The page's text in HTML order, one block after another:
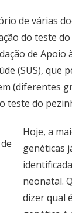
de várias
do teste do
de Apoio
(SUS), que
(diferentes
teste do
Hoje, a
genéticas
neonatal.
dizer qual